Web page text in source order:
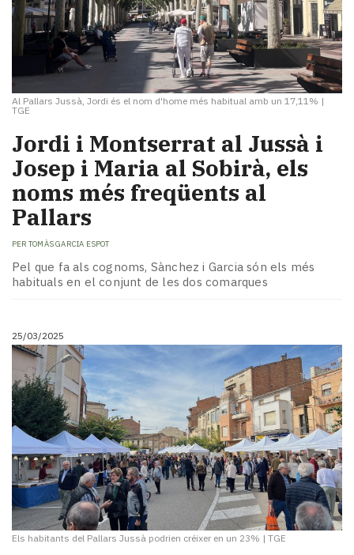
Al Pallars Jussà, Jordi és el nom d'home més habitual amb un 17,11% |
TGE
Jordi i Montserrat al Jussà i
Josep i Maria al Sobirà, els
noms més freqüents al
Pallars
PER TOMÀS GARCIA ESPOT
Pel que fa als cognoms, Sànchez i Garcia són els més
habituals en el conjunt de les dos comarques
25/03/2025
Els habitants del Pallars Jussà podrien créixer en un 23% | TGE